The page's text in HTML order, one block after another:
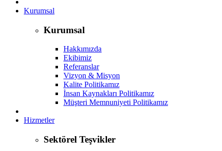
Kurumsal
Kurumsal
Hakkımızda
Ekibimiz
Referanslar
Vizyon & Misyon
Kalite Politikamız
İnsan Kaynakları Politikamız
Müşteri Memnuniyeti Politikamız
Hizmetler
Sektörel Teşvikler